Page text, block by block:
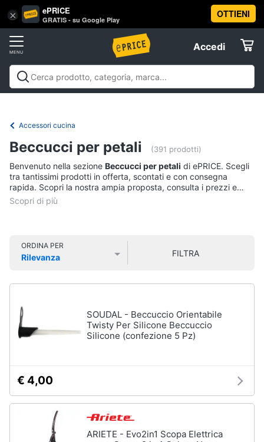
× ePRICE
GRATIS - su Google Play
OTTIENI
Accedi
Accedi
Registrati
Offerte
Informatica
Telefonia
Tv
Cinema
home
Clima
Arredo
Vai
al
Casalinghi
In
Friggitrice
ad
aria
da
cucina
Pentola
a
elettrico
Tutto
Portabiancheria
Scolapiatti
differenziata
Accessori cucina
Beccucci per petali (391 prodotti)
Benvenuto nella sezione Beccucci per petali di ePRICE. Scegli
tra tantissimi prodotti in offerta, scontati e con consegna
rapida. Scopri la nostra ampia proposta, consulta i prezzi e
acquista comodamente online.
ORDINA PER
Rilevanza
FILTRA
SOUDAL - Beccuccio Orientabile
Twisty Per Silicone Beccuccio
Silicone (confezione 5 Pz)
€ 4,00
ARIETE - Evo2in1 Scopa Elettrica